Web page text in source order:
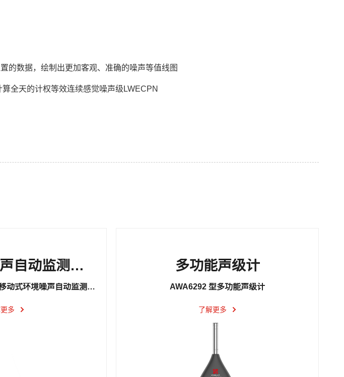
的数据，绘制出更加客观、准确的噪声等值线图
全天的计权等效连续感觉噪声级LWECPN
移动式环境噪声自动监测装置
AWA2581/AWA2584型移动式环境噪声自动监测装置
多
多功能声级计
AWA6292 型多功能声级计
了解更多